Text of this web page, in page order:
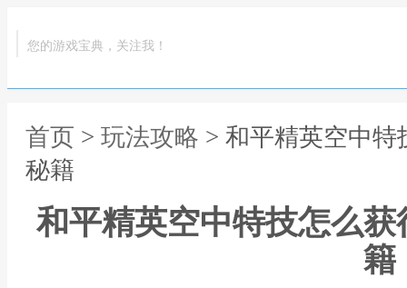
您的游戏宝典，关注我！
首页 > 玩法攻略 > 和平精英空中
秘籍
和平精英空中特技怎么
籍